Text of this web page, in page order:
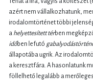
azért nem vállalkozhatunk,
irodalomtörténet többi
a helyettesített térben
időben lefutó
állapotába ugrik. Az
a keresztfára. A hasonlatunk
föllelhető legalább a